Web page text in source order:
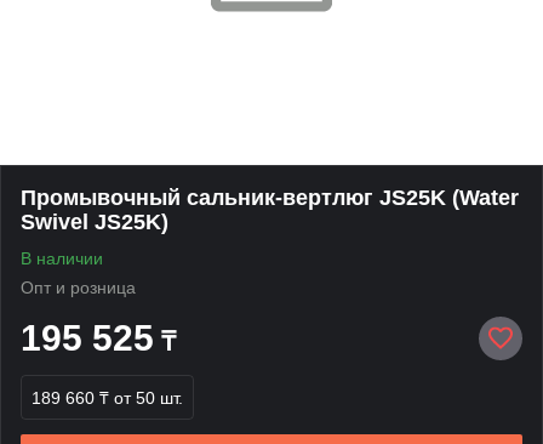
Промывочный сальник-вертлюг JS25K (Water
Swivel JS25K)
В наличии
Опт и розница
195 525 ₸
189 660 ₸ от 50 шт.